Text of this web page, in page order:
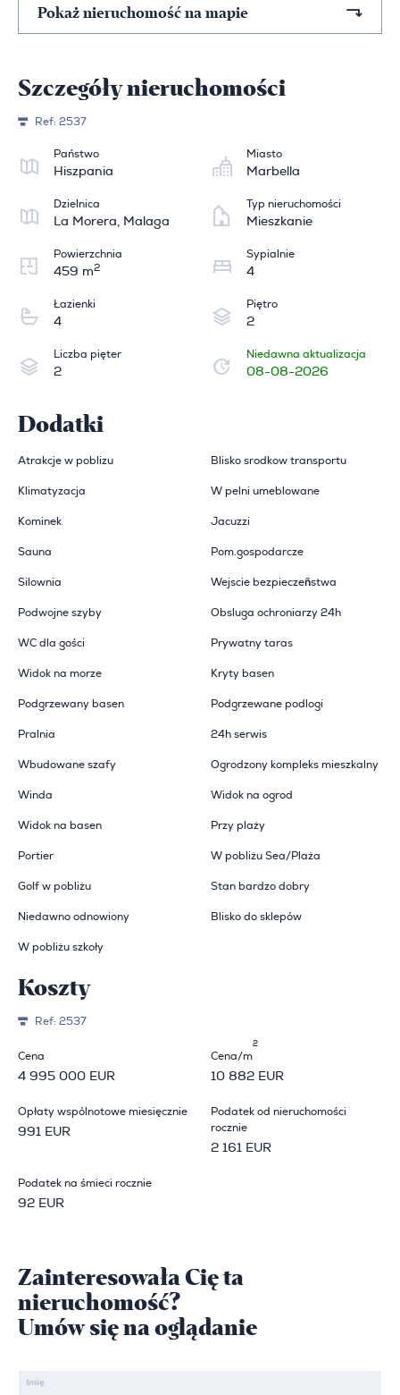
Pokaż nieruchomość na mapie
Szczegóły nieruchomości
Ref: 2537
Państwo
Hiszpania
Miasto
Marbella
Dzielnica
La Morera, Malaga
Typ nieruchomości
Mieszkanie
Powierzchnia
459 m2
Sypialnie
4
Łazienki
4
Piętro
2
Liczba pięter
2
Niedawna aktualizacja
08-08-2026
Dodatki
Atrakcje w poblizu Blisko srodkow transportu
Klimatyzacja W pelni umeblowane
Kominek Jacuzzi
Sauna Pom.gospodarcze
Silownia Wejscie bezpieczeñstwa
Podwojne szyby Obsluga ochroniarzy 24h
WC dla gości Prywatny taras
Widok na morze Kryty basen
Podgrzewany basen Podgrzewane podlogi
Pralnia 24h serwis
Wbudowane szafy Ogrodzony kompleks mieszkalny
Winda Widok na ogrod
Widok na basen Przy plaży
Portier W pobliżu Sea/Plaża
Golf w pobliżu Stan bardzo dobry
Niedawno odnowiony Blisko do sklepów
W pobliżu szkoły
Koszty
Ref: 2537
Cena
4 995 000 EUR
Cena/m
2
10 882 EUR
Opłaty wspólnotowe miesięcznie
991 EUR
Podatek od nieruchomości
rocznie
2 161 EUR
Podatek na śmieci rocznie
92 EUR
Zainteresowała Cię ta
nieruchomość?
Umów się na oglądanie
Imię